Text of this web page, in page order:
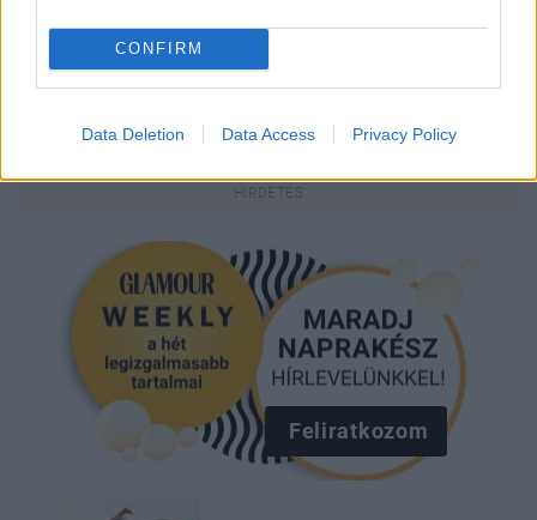
CONFIRM
Data Deletion Data Access Privacy Policy
Kövesd a Glamour cikkeit a
Feliratkozom